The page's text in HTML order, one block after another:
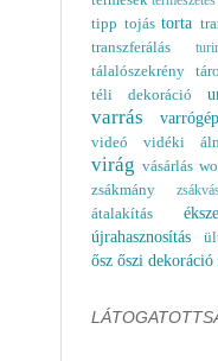
tipp tojás torta
transzferálás
tálalószekrény
téli dekoráció
varrás varrógép
videó
vidéki
virág vásárlás
zsákmány
átalakítás
újrahasznosítás
ősz őszi dekoráció